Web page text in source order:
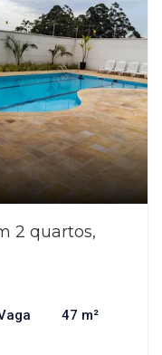
2 quartos,
47 m²